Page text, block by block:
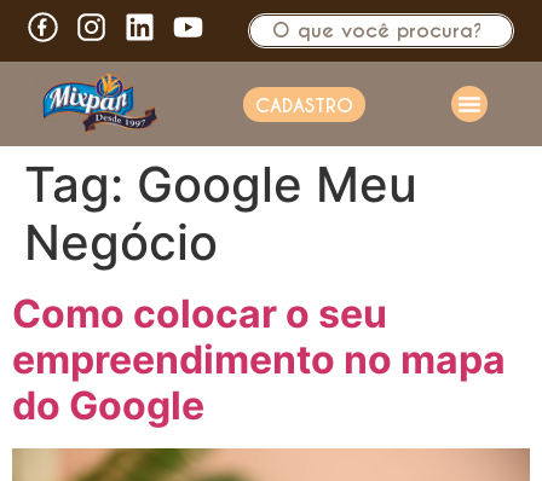
CADASTRO
Tag: Google Meu
Negócio
Como colocar o seu
empreendimento no mapa
do Google